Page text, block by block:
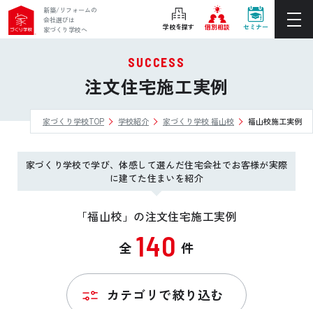
新築/リフォームの
会社選びは
家づくり学校へ
学校を探す 個別相談 セミナー
ぴったりの住宅会社をご提案
個別相談
後悔しない家づくりをレクチャー
セミナーをみる
ご利用は無料！全国20校
お近くの学校を探す
家づくり学校とは
SUCCESS
注文住宅施工実例
家づくり学校TOP 学校紹介 家づくり学校 福山校 福山校施工実例
家づくり学校で学び、体感して選んだ住宅会社でお客様が実際
に建てた住まいを紹介
「福山校」の注文住宅施工実例
全 140 件
カテゴリで絞り込む